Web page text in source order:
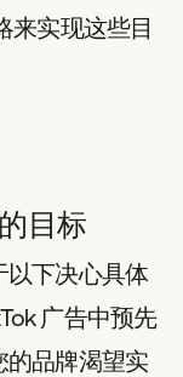
来实现这些目
目标
以下决心具体
广告中预先
的品牌渴望实